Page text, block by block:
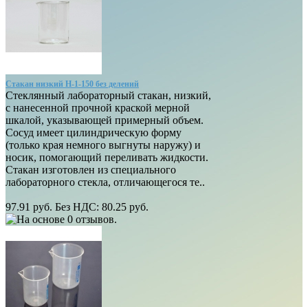
Стакан низкий Н-1-150 без делений
Стеклянный лабораторный стакан, низкий,
с нанесенной прочной краской мерной
шкалой, указывающей примерный объем.
Сосуд имеет цилиндрическую форму
(только края немного выгнуты наружу) и
носик, помогающий переливать жидкости.
Стакан изготовлен из специального
лабораторного стекла, отличающегося те..
97.91 руб. Без НДС: 80.25 руб.